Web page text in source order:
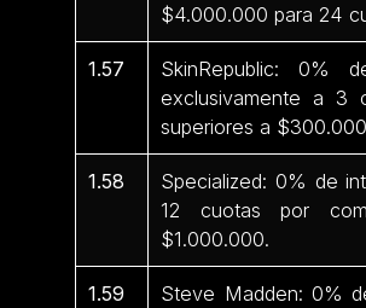
$4.000.000 para 24
1.57
SkinRepublic: 0%
exclusivamente a 3
superiores a
1.58
Specialized: 0% de
12 cuotas por
$1.000.000.
1.59
Steve Madden: 0%